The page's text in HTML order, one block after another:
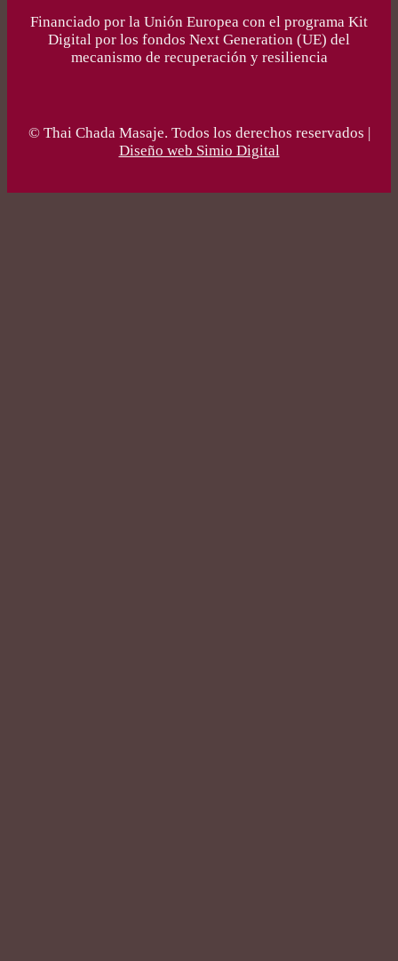
Financiado por la Unión Europea con el programa Kit
Digital por los fondos Next Generation (UE) del
mecanismo de recuperación y resiliencia
© Thai Chada Masaje. Todos los derechos reservados |
Diseño web Simio Digital